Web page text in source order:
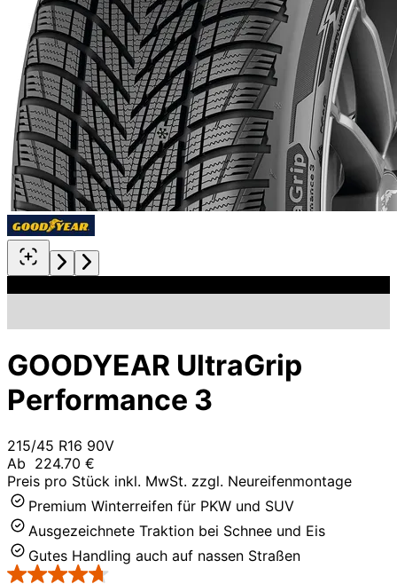
GOODYEAR UltraGrip
Performance 3
215/45 R16 90V
Ab 224.70 €
Preis pro Stück inkl. MwSt. zzgl. Neureifenmontage
Premium Winterreifen für PKW und SUV
Ausgezeichnete Traktion bei Schnee und Eis
Gutes Handling auch auf nassen Straßen